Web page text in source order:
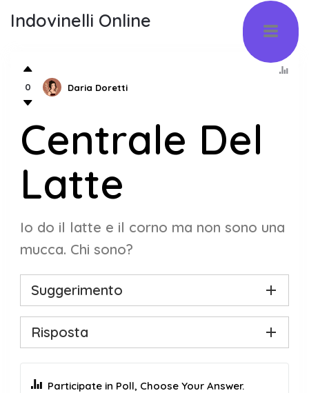
Indovinelli Online
0 Daria Doretti
Centrale Del
Latte
Io do il latte e il corno ma non sono una
mucca. Chi sono?
Suggerimento
Risposta
Participate in Poll, Choose Your Answer.